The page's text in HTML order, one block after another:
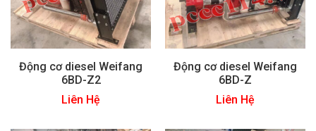
Động cơ diesel Weifang
6BD-Z2
Liên Hệ
Động cơ diesel Weifang
6BD-Z
Liên Hệ